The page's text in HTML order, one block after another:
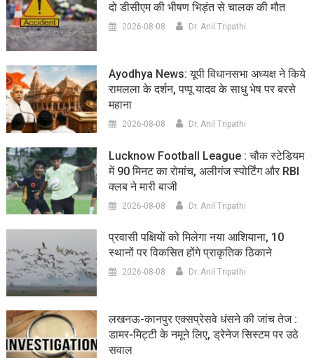
दो डीसीएम की भीषण भिड़ंत से चालक की मौत
2026-08-08 Dr. Anil Tripathi
Ayodhya News: यूपी विधानसभा अध्यक्ष ने किये
रामलला के दर्शन, पप्पू यादव के साधु भेष पर बरसे
महाना
2026-08-08 Dr. Anil Tripathi
Lucknow Football League : चौक स्टेडियम
में 90 मिनट का रोमांच, अलीगंज स्पोर्टिंग और RBI
क्लब ने मारी बाजी
2026-08-08 Dr. Anil Tripathi
प्रवासी पक्षियों को मिलेगा नया आशियाना, 10
स्थानों पर विकसित होंगे प्राकृतिक ठिकाने
2026-08-08 Dr. Anil Tripathi
लखनऊ-कानपुर एक्सप्रेसवे धंसने की जांच तेज :
डामर-मिट्टी के नमूने लिए, ड्रेनेज सिस्टम पर उठे
सवाल